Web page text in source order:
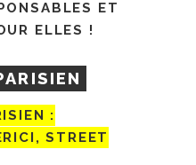
ET
ELLES !
:
STREET